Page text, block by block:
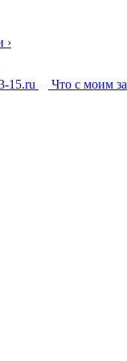
›
15.ru
Что с моим